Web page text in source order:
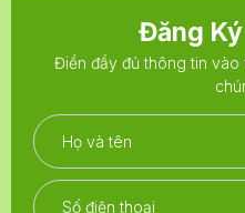
Đăng
Điền đầy đủ thông tin